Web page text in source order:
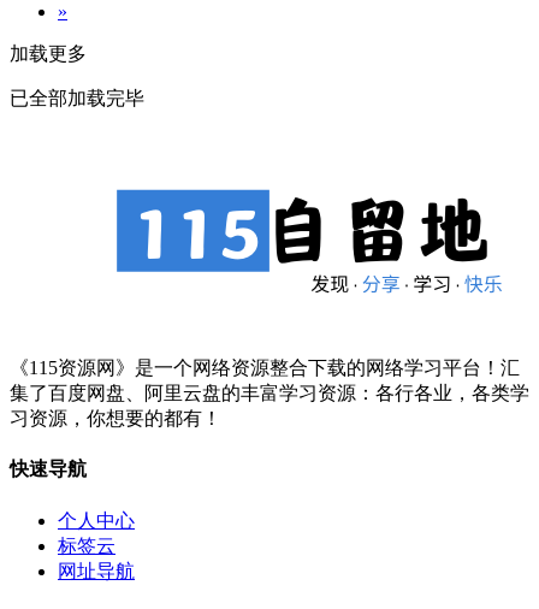
»
加载更多
已全部加载完毕
《115资源网》是一个网络资源整合下载的网络学习平台！汇
集了百度网盘、阿里云盘的丰富学习资源：各行各业，各类学
习资源，你想要的都有！
快速导航
个人中心
标签云
网址导航